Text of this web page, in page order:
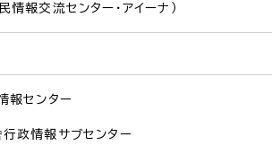
報交流センター・アイーナ）
センター
政情報サブセンター